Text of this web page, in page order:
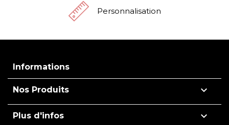
Personnalisation
Informations
Nos Produits 
Plus d'infos 